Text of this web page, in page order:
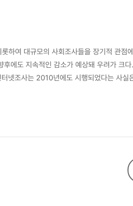
하여 대규모의 사회조사들을 장기적 관
후에도 지속적인 감소가 예상돼 우려가 크
넷조사는 2010년에도 시행되었다는 사
교사회학적 접근은 세속화에 대한 관점,